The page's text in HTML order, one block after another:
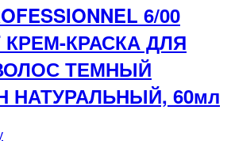
6/00
КРЕМ-КРАСКА ДЛЯ
ТЕМНЫЙ
НАТУРАЛЬНЫЙ, 60мл